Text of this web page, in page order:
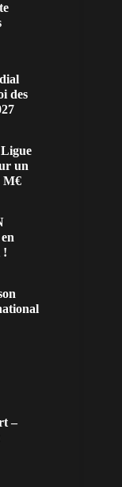
des
un
M€
!
–